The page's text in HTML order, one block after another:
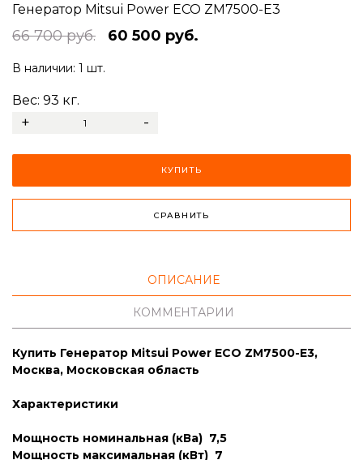
Генератор Mitsui Power ECO ZM7500-E3
66 700 руб. 60 500 руб.
В наличии: 1 шт.
Вес: 93 кг.
+ -
КУПИТЬ
СРАВНИТЬ
ОПИСАНИЕ
КОММЕНТАРИИ
Купить Генератор Mitsui Power ECO ZM7500-E3,
Москва, Московская область
Характеристики
Мощность номинальная (кВа) 7,5
Мощность максимальная (кВт) 7